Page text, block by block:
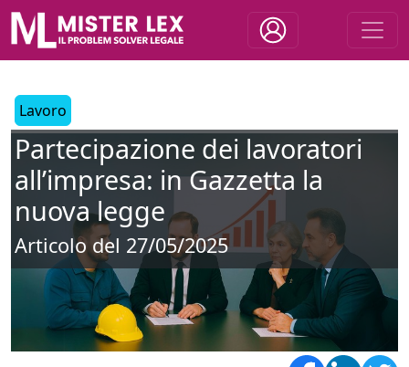
Lavoro
Partecipazione dei lavoratori
all’impresa: in Gazzetta la
nuova legge
Articolo del 27/05/2025